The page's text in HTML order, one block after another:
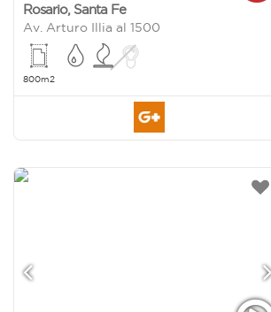
Rosario, Santa Fe
Av. Arturo Illia al 1500
800m2